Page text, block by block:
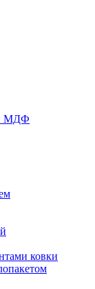
МДФ
ковки